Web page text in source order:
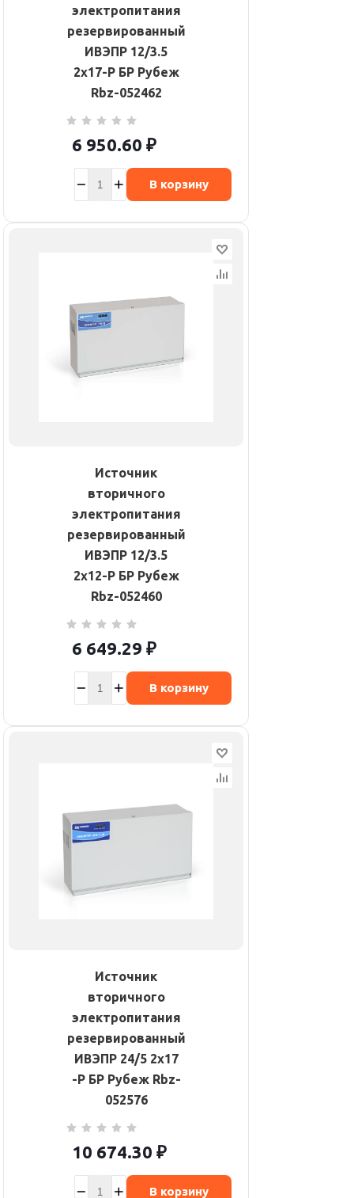
электропитания
резервированный
ИВЭПР 12/3.5
2х17-Р БР Рубеж
Rbz-052462
6 950.60 ₽
В корзину
Источник
вторичного
электропитания
резервированный
ИВЭПР 12/3.5
2х12-Р БР Рубеж
Rbz-052460
6 649.29 ₽
В корзину
Источник
вторичного
электропитания
резервированный
ИВЭПР 24/5 2х17
-Р БР Рубеж Rbz-
052576
10 674.30 ₽
В корзину